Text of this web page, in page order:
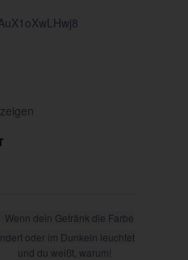
Wenn dein Getränk die Farbe
oder im Dunkeln leuchtet
und du weißt, warum!